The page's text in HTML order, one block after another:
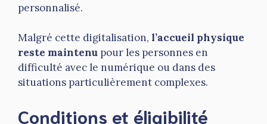
personnalisé.
Malgré cette digitalisation, l’accueil physique
reste maintenu pour les personnes en
difficulté avec le numérique ou dans des
situations particulièrement complexes.
Conditions et éligibilité